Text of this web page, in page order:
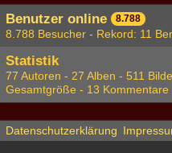
Benutzer online 8.788
8.788 Besucher - Rekord: 11
Statistik
77 Autoren - 27 Alben - 511
Gesamtgröße - 13 Kommentare
Datenschutzerklärung